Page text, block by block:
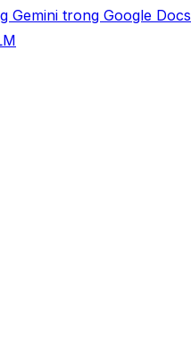
Gemini trong Google Docs